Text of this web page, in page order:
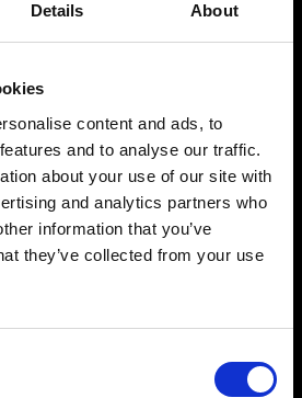
Details About
content and ads, to
and to analyse our traffic.
about your use of our site with
and analytics partners who
information that you’ve
they’ve collected from your use